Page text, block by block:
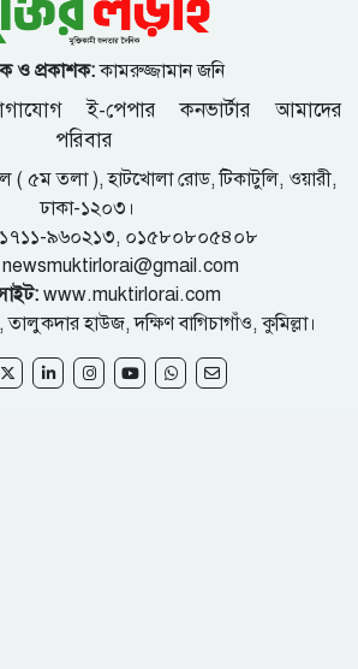
ও প্রকাশক:কামরুজ্জামান জনি
ই-পেপার কনভার্টার
আমাদের
পরিবার
৫ম তলা ), হাটখোলা রোড, টিকাটুলি, ওয়ারী,
ঢাকা-১২০৩।
৯৬০২১৩, ০১৫৮০৮০৫৪০৮
newsmuktirlorai@gmail.com
www.muktirlorai.com
হাউজ, দক্ষিণ বাগিচাগাঁও, কুমিল্লা।